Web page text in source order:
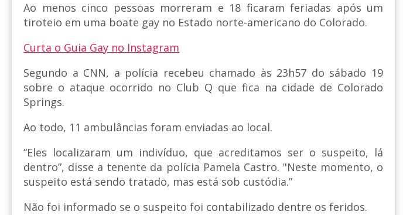
Ao menos cinco pessoas morreram e 18 ficaram feriadas após um
tiroteio em uma boate gay no Estado norte-americano do Colorado.
Curta o Guia Gay no Instagram
Segundo a CNN, a polícia recebeu chamado às 23h57 do sábado 19
sobre o ataque ocorrido no Club Q que fica na cidade de Colorado
Springs.
Ao todo, 11 ambulâncias foram enviadas ao local.
“Eles localizaram um indivíduo, que acreditamos ser o suspeito, lá
dentro”, disse a tenente da polícia Pamela Castro. "Neste momento, o
suspeito está sendo tratado, mas está sob custódia.”
Não foi informado se o suspeito foi contabilizado dentre os feridos.